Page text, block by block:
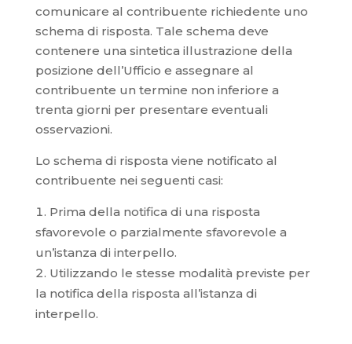
comunicare al contribuente richiedente uno
schema di risposta. Tale schema deve
contenere una sintetica illustrazione della
posizione dell’Ufficio e assegnare al
contribuente un termine non inferiore a
trenta giorni per presentare eventuali
osservazioni.
Lo schema di risposta viene notificato al
contribuente nei seguenti casi:
Prima della notifica di una risposta
sfavorevole o parzialmente sfavorevole a
un’istanza di interpello.
Utilizzando le stesse modalità previste per
la notifica della risposta all’istanza di
interpello.